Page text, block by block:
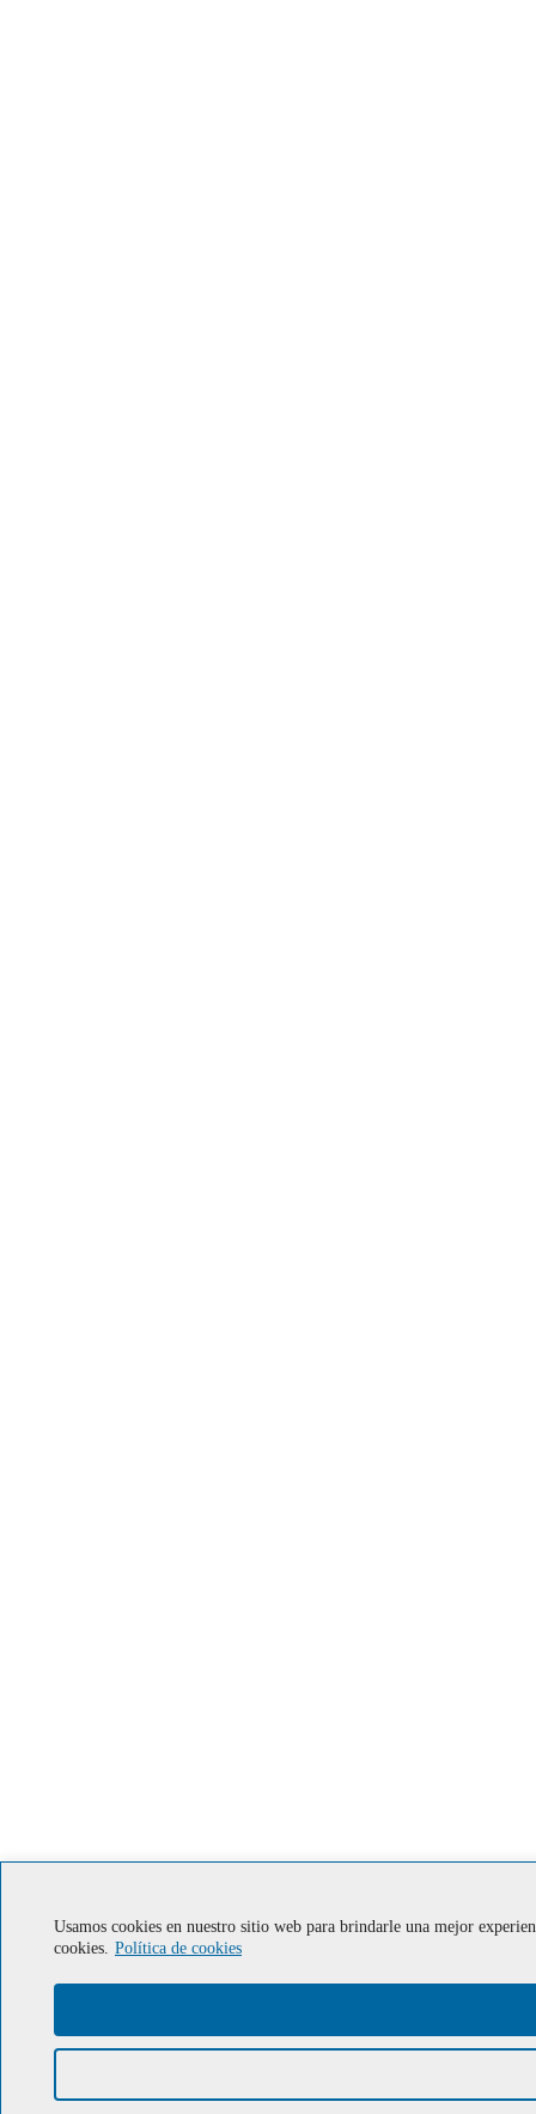
Usamos cookies en nuestro sitio web para brindarle una mejor
cookies. Política de cookies